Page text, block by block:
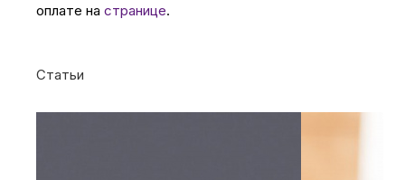
оплате на странице.
Статьи